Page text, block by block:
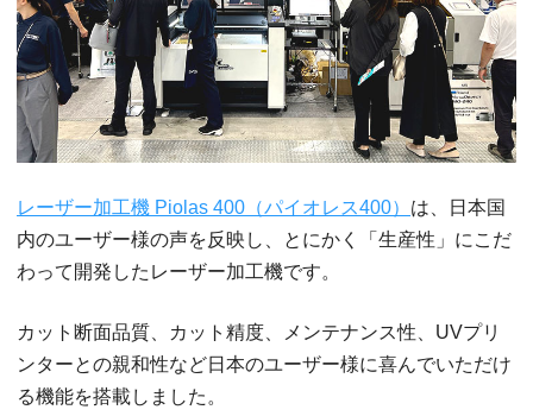
レーザー加工機 Piolas 400（パイオレス400） は、日本国
内のユーザー様の声を反映し、とにかく「生産性」にこだ
わって開発したレーザー加工機です。
カット断面品質、カット精度、メンテナンス性、UVプリ
ンターとの親和性など日本のユーザー様に喜んでいただけ
る機能を搭載しました。